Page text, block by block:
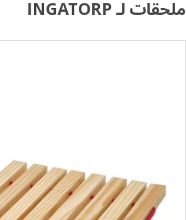
ملحقات لـ INGATORP